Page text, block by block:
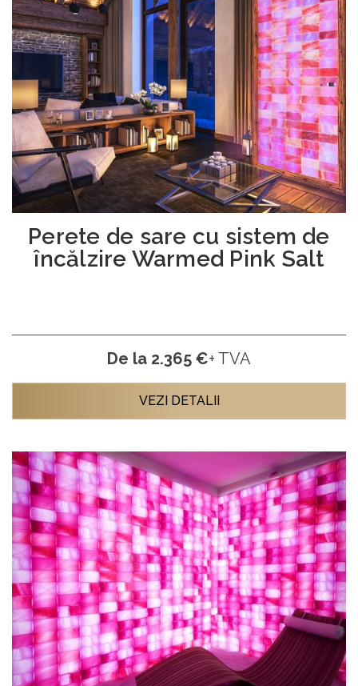
Perete de sare cu sistem de
încălzire Warmed Pink Salt
De la 2.365 €+ TVA
VEZI DETALII